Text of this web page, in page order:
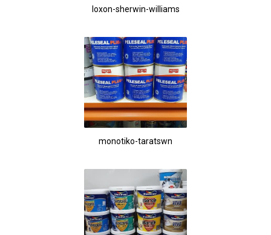
loxon-sherwin-williams
monotiko-taratswn